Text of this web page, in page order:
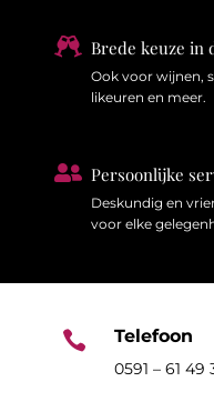
 Brede keuze in
Ook voor wijnen,
likeuren en meer.
 Persoonlijke
Deskundig en
voor elke
 Telefoon
0591 – 61 49